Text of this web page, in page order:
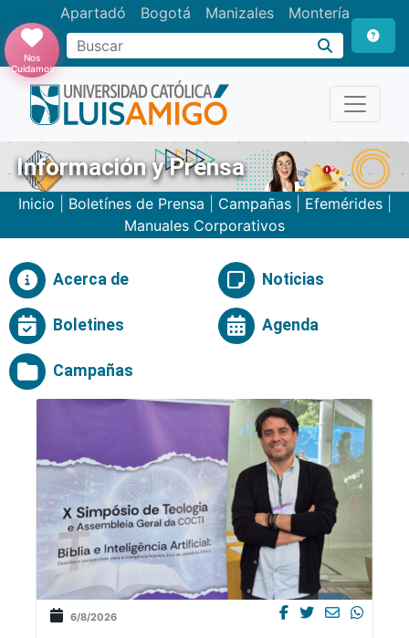
Apartadó Bogotá Manizales Montería
Buscar
Nos
Cuidamos
Información y Prensa
Inicio Boletínes de Prensa Campañas Efemérides
Manuales Corporativos
Acerca de Noticias
Boletines Agenda
Campañas
6/8/2026